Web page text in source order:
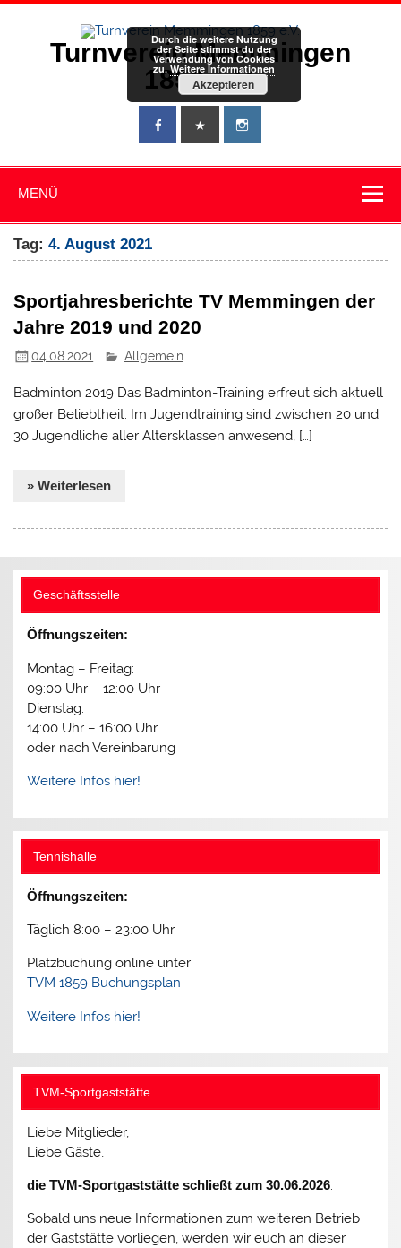
Zum
Turnverein Memmingen
1859 e.V.
MENÜ
Tag:4. August 2021
Sportjahresberichte TV Memmingen der
Jahre 2019 und 2020
04.08.2021 Allgemein
Badminton 2019 Das Badminton-Training erfreut sich aktuell
großer Beliebtheit. Im Jugendtraining sind zwischen 20 und
30 Jugendliche aller Altersklassen anwesend, […]
» Weiterlesen
Geschäftsstelle
Öffnungszeiten:
Montag – Freitag:
09:00 Uhr – 12:00 Uhr
Dienstag:
14:00 Uhr – 16:00 Uhr
oder nach Vereinbarung
Weitere Infos hier!
Tennishalle
Öffnungszeiten:
Täglich 8:00 – 23:00 Uhr
Platzbuchung online unter
TVM 1859 Buchungsplan
Weitere Infos hier!
TVM-Sportgaststätte
Liebe Mitglieder,
Liebe Gäste,
die TVM-Sportgaststätte schließt zum 30.06.2026.
Sobald uns neue Informationen zum weiteren Betrieb
der Gaststätte vorliegen, werden wir euch an dieser
Durch die weitere Nutzung
der Seite stimmst du der
Verwendung von Cookies
zu.Weitere Informationen
Akzeptieren